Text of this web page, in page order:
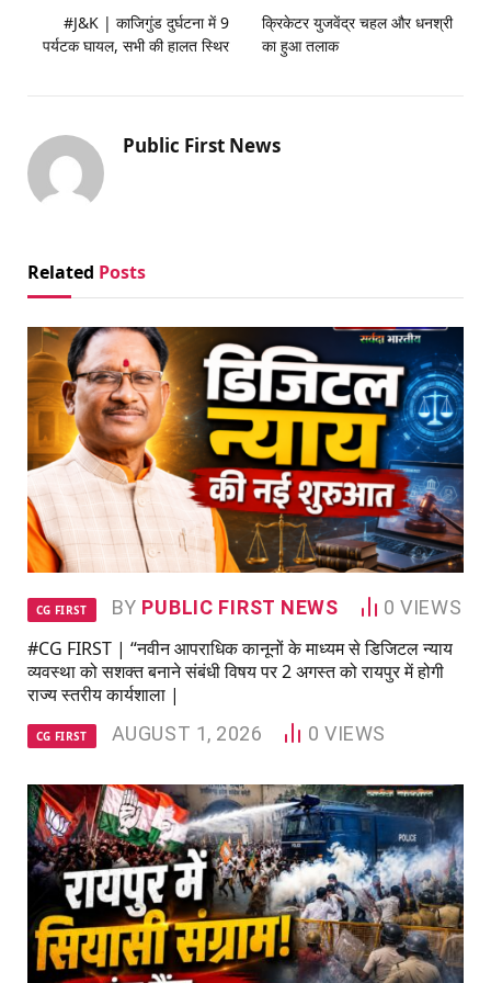
#J&K | काजिगुंड दुर्घटना में 9
पर्यटक घायल, सभी की हालत स्थिर
क्रिकेटर युजवेंद्र चहल और धनश्री
का हुआ तलाक
Public First News
Related Posts
CG FIRST BY PUBLIC FIRST NEWS 0VIEWS
#CG FIRST | “नवीन आपराधिक कानूनों के माध्यम से डिजिटल न्याय
व्यवस्था को सशक्त बनाने संबंधी विषय पर 2 अगस्त को रायपुर में होगी
राज्य स्तरीय कार्यशाला |
CG FIRST AUGUST 1, 2026 0VIEWS